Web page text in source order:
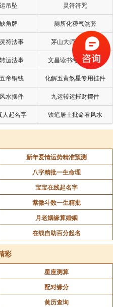
吊坠 灵符符咒
角牌 厕所化秽气煞套
符法事 茅山大师风水挂画
运法事 文昌读书考试风水局
帝铜钱 化解五黄煞星专用挂件
水摆件 九运转运摧财摆件
人起名字 铁笔居士批命看风水
新年爱情运势精准预测
八字精批一生命理
宝宝在线起名字
紫微斗数一生精批
月老姻缘算婚姻
在线自助百分起名
彩
星座测算
配对缘分
黄历查询